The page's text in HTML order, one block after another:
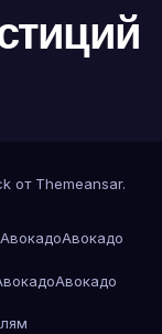
от Themeansar.
АвокадоАвокадо
Авокадо